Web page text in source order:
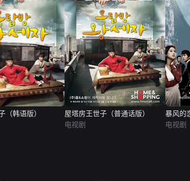
（韩语版）
屋塔房王世子（普通话版）
电视剧
暴风的
电视剧